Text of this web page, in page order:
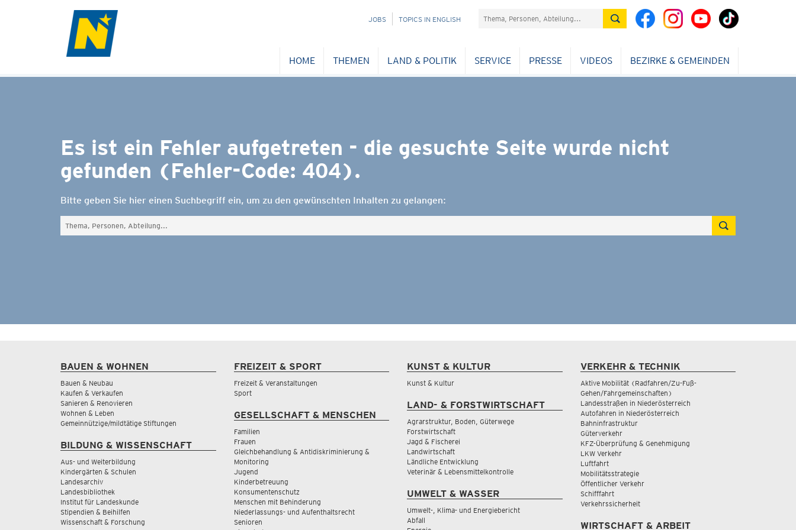
NAVIGATION
JOBS TOPICS IN ENGLISH Suchefeld
HOME THEMEN LAND & POLITIK SERVICE PRESSE VIDEOS BEZIRKE & GEMEINDEN
Es ist ein Fehler aufgetreten - die gesuchte Seite wurde nicht
gefunden (Fehler-Code: 404).
Bitte geben Sie hier einen Suchbegriff ein, um zu den gewünschten Inhalten zu gelangen:
Suchefeld
BAUEN & WOHNEN
Bauen & Neubau
Kaufen & Verkaufen
Sanieren & Renovieren
Wohnen & Leben
Gemeinnützige/mildtätige Stiftungen
BILDUNG & WISSENSCHAFT
Aus- und Weiterbildung
Kindergärten & Schulen
Landesarchiv
Landesbibliothek
Institut für Landeskunde
Stipendien & Beihilfen
Wissenschaft & Forschung
FREIZEIT & SPORT
Freizeit & Veranstaltungen
Sport
GESELLSCHAFT & MENSCHEN
Familien
Frauen
Gleichbehandlung & Antidiskriminierung &
Monitoring
Jugend
Kinderbetreuung
Konsumentenschutz
Menschen mit Behinderung
Niederlassungs- und Aufenthaltsrecht
Senioren
KUNST & KULTUR
Kunst & Kultur
LAND- & FORSTWIRTSCHAFT
Agrarstruktur, Boden, Güterwege
Forstwirtschaft
Jagd & Fischerei
Landwirtschaft
Ländliche Entwicklung
Veterinär & Lebensmittelkontrolle
UMWELT & WASSER
Umwelt-, Klima- und Energiebericht
Abfall
VERKEHR & TECHNIK
Aktive Mobilität (Radfahren/Zu-Fuß-
Gehen/Fahrgemeinschaften)
Landesstraßen in Niederösterreich
Autofahren in Niederösterreich
Bahninfrastruktur
Güterverkehr
KFZ-Überprüfung & Genehmigung
LKW Verkehr
Luftfahrt
Mobilitätsstrategie
Öffentlicher Verkehr
Schifffahrt
Verkehrssicherheit
WIRTSCHAFT & ARBEIT